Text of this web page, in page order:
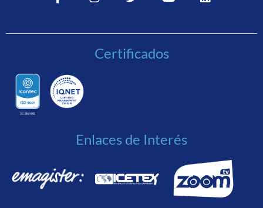
Certificados
Enlaces de Interés